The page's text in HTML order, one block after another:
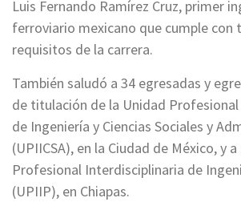
Luis Fernando Ramírez Cruz, primer
ferroviario mexicano que cumple con
requisitos de la carrera.
También saludó a 34 egresadas y
de titulación de la Unidad
de Ingeniería y Ciencias Sociales y
(UPIICSA), en la Ciudad de México, y
Profesional Interdisciplinaria de
(UPIIP), en Chiapas.